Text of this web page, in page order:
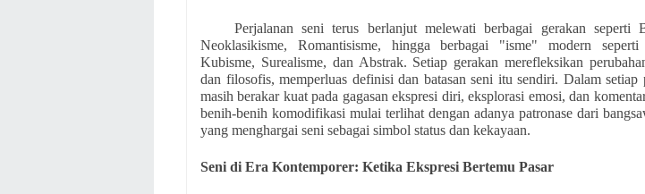
Perjalanan seni terus berlanjut melewati berbagai gerakan seperti
Neoklasikisme, Romantisisme, hingga berbagai "isme" modern seperti
Kubisme, Surealisme, dan Abstrak. Setiap gerakan merefleksikan
dan filosofis, memperluas definisi dan batasan seni itu sendiri. Dalam setiap
masih berakar kuat pada gagasan ekspresi diri, eksplorasi emosi, dan
benih-benih komodifikasi mulai terlihat dengan adanya patronase dari
yang menghargai seni sebagai simbol status dan kekayaan.
Seni di Era Kontemporer: Ketika Ekspresi Bertemu Pasar